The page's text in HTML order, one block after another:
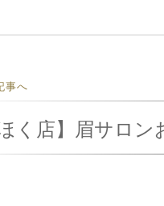
事へ
ほく店】眉サロ